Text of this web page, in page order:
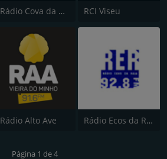
Rádio Cova da Beira RCI Viseu
Rádio Alto Ave Rádio Ecos da Raia
Página 1 de 4